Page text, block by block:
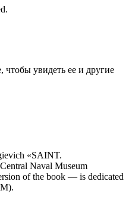
чтобы увидеть ее и другие
«SAINT.
Naval Museum
of the book — is dedicated